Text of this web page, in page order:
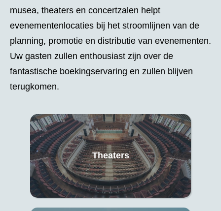
musea, theaters en concertzalen helpt
evenementenlocaties bij het stroomlijnen van de
planning, promotie en distributie van evenementen.
Uw gasten zullen enthousiast zijn over de
fantastische boekingservaring en zullen blijven
terugkomen.
Theaters